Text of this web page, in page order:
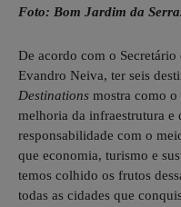
Foto: Bom Jardim da
De acordo com o Secretário
Evandro Neiva, ter seis
Destinations mostra como o
melhoria da infraestrutura e
responsabilidade com o
que economia, turismo e
temos colhido os frutos
todas as cidades que